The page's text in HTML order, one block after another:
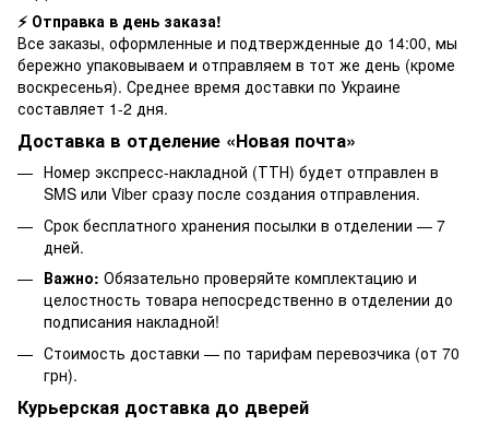
⚡ Отправка в день заказа!
Все заказы, оформленные и подтвержденные до 14:00, мы
бережно упаковываем и отправляем в тот же день (кроме
воскресенья). Среднее время доставки по Украине
составляет 1-2 дня.
Доставка в отделение «Новая почта»
Номер экспресс-накладной (ТТН) будет отправлен в
SMS или Viber сразу после создания отправления.
Срок бесплатного хранения посылки в отделении — 7
дней.
Важно: Обязательно проверяйте комплектацию и
целостность товара непосредственно в отделении до
подписания накладной!
Стоимость доставки — по тарифам перевозчика (от 70
грн).
Курьерская доставка до дверей